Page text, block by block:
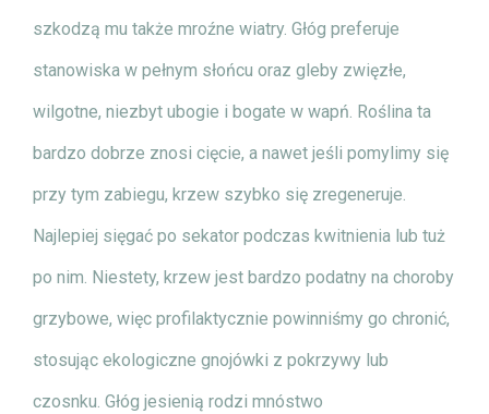
szkodzą mu także mroźne wiatry. Głóg preferuje
stanowiska w pełnym słońcu oraz gleby zwięzłe,
wilgotne, niezbyt ubogie i bogate w wapń. Roślina ta
bardzo dobrze znosi cięcie, a nawet jeśli pomylimy się
przy tym zabiegu, krzew szybko się zregeneruje.
Najlepiej sięgać po sekator podczas kwitnienia lub tuż
po nim. Niestety, krzew jest bardzo podatny na choroby
grzybowe, więc profilaktycznie powinniśmy go chronić,
stosując ekologiczne gnojówki z pokrzywy lub
czosnku. Głóg jesienią rodzi mnóstwo